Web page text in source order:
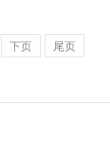
下页 尾页